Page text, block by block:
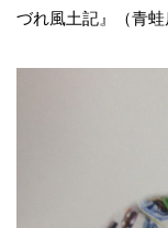
づれ風土記』（青蛙